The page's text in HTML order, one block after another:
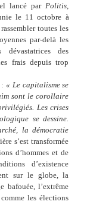
lancé par Politis
le 11
octobre à
toutes les
par-delà les
des
frais depuis trop
: « Le capitalisme se
sont le corollaire
Les crises
se dessine.
la démocratie
s’est transformée
d’hommes et de
d’existence
sur le globe, la
bafouée, l’extrême
les élections